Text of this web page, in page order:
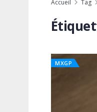
Accueil Tag
MXGP